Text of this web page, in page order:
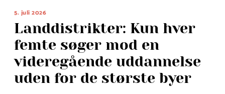
5. juli 2026
Landdistrikter: Kun hver
femte søger mod en
videregående uddannelse
uden for de største byer